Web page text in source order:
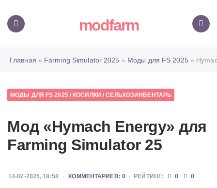
modfarm
Главная » Farming Simulator 2025 » Моды для FS 2025 »
МОДЫ ДЛЯ FS 2025/ КОСИЛКИ /СЕЛЬХОЗИНВЕНТАРЬ
Мод «Hymach Energy» для
Farming Simulator 25
14-02-2025, 18:58 КОММЕНТАРИЕВ: 0 РЕЙТИНГ: 0 0